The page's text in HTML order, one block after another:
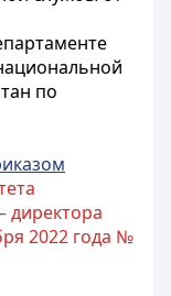
по
директора
2022 года №